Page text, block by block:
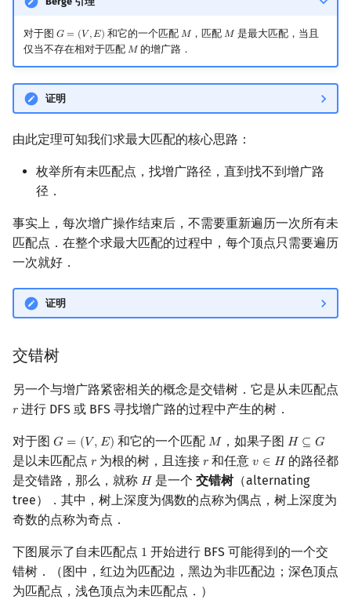
对于图 𝐺 = (𝑉 ,𝐸)
G= (V E ) 和它的一个匹配 𝑀
M ，匹配 𝑀
M 是最大匹配，当且
仅当不存在相对于匹配 𝑀
M 的增广路．
证明
由此定理可知我们求最大匹配的核心思路：
枚举所有未匹配点，找增广路径，直到找不到增广路
径．
事实上，每次增广操作结束后，不需要重新遍历一次所有未
匹配点．在整个求最大匹配的过程中，每个顶点只需要遍历
一次就好．
证明
交错树
另一个与增广路紧密相关的概念是交错树．它是从未匹配点
𝑟
r 进行 DFS 或 BFS 寻找增广路的过程中产生的树．
对于图 𝐺 = (𝑉,𝐸)
G= (V E) 和它的一个匹配 𝑀
M ，如果子图 𝐻 ⊆ 𝐺
H⊆G
是以未匹配点 𝑟
r 为根的树，且连接𝑟
r 和任意𝑣 ∈ 𝐻
v ∈H 的路径都
是交错路，那么，就称 𝐻
H 是一个交错树（alternating
tree）．其中，树上深度为偶数的点称为偶点，树上深度为
奇数的点称为奇点．
下图展示了自未匹配点 1
1 开始进行 BFS 可能得到的一个交
错树．（图中，红边为匹配边，黑边为非匹配边；深色顶点
为匹配点，浅色顶点为未匹配点．）